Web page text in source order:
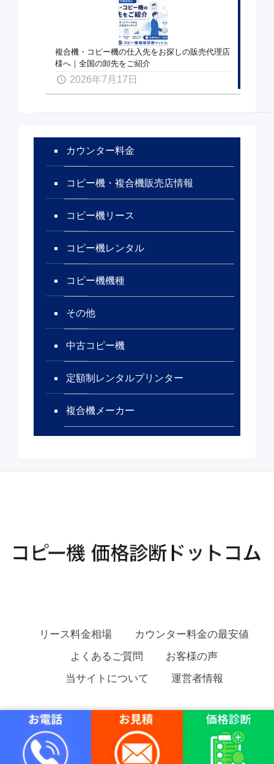
複合機・コピー機の仕入先をお探しの販売代理店
様へ｜全国の卸先をご紹介
2026年7月17日
カウンター料金
コピー機・複合機販売店情報
コピー機リース
コピー機レンタル
コピー機機種
その他
中古コピー機
定額制レンタルプリンター
複合機メーカー
リース料金相場
カウンター料金の最安値
よくあるご質問
お客様の声
当サイトについて
運営者情報
コピー機 価格診断ドットコム Copyright